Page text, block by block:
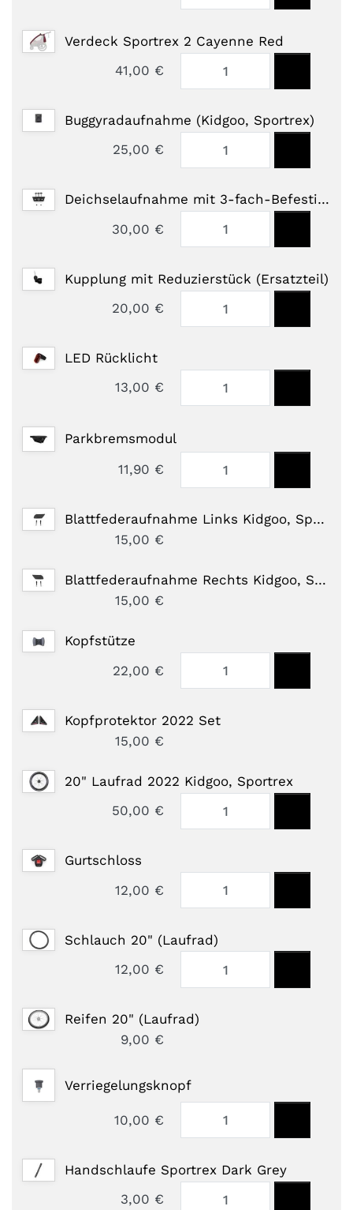
Verdeck Sportrex 2 Cayenne Red
41,00 €
Buggyradaufnahme (Kidgoo, Sportrex)
25,00 €
Deichselaufnahme mit 3-fach-Befestigung
30,00 €
Kupplung mit Reduzierstück (Ersatzteil)
20,00 €
LED Rücklicht
13,00 €
Parkbremsmodul
11,90 €
Blattfederaufnahme Links Kidgoo, Sportrex, Qupa 2022
15,00 €
Blattfederaufnahme Rechts Kidgoo, Sportrex, Qupa 2022
15,00 €
Kopfstütze
22,00 €
Kopfprotektor 2022 Set
15,00 €
20" Laufrad 2022 Kidgoo, Sportrex
50,00 €
Gurtschloss
12,00 €
Schlauch 20" (Laufrad)
12,00 €
Reifen 20" (Laufrad)
9,00 €
Verriegelungsknopf
10,00 €
Handschlaufe Sportrex Dark Grey
3,00 €